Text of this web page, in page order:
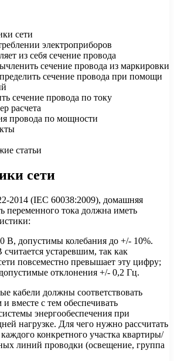
сети
электроприборов
из себя сечение провода
сечение провода из маркировки
сечение провода при помощи
сечение провода по току
расчета
провода по мощности
статьи
сети
2014 (IEC 60038:2009), домашняя
переменного тока должна иметь
В, допустимы колебания до +/- 10%.
устаревшим, так как
повсеместно превышает эту цифру;
отклонения +/- 0,2 Гц.
кабели должны соответствовать
вместе с тем обеспечивать
энергообеспечения при
нагрузке. Для чего нужно рассчитать
конкретного участка квартиры/
линий проводки (освещение, группа